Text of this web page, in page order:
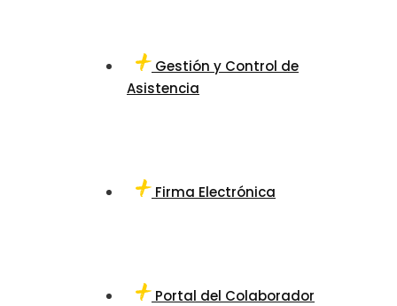
Gestión y Control de
Asistencia
Firma Electrónica
Portal del Colaborador